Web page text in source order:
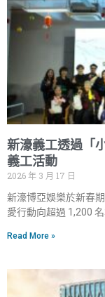
新濠義工透過「
義工活動
2026 年 3 月 17 日
新濠博亞娛樂於新春
愛行動向超過 1,200
Read More »